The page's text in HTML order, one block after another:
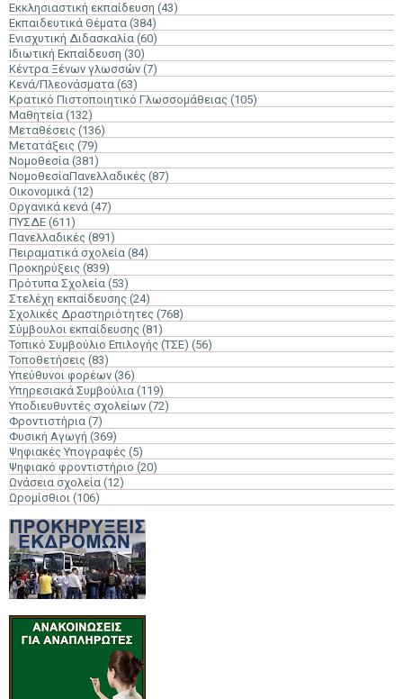
Εκκλησιαστική εκπαίδευση (43)
Εκπαιδευτικά Θέματα (384)
Ενισχυτική Διδασκαλία (60)
Ιδιωτική Εκπαίδευση (30)
Κέντρα Ξένων γλωσσών (7)
Κενά/Πλεονάσματα (63)
Κρατικό Πιστοποιητικό Γλωσσομάθειας (105)
Μαθητεία (132)
Μεταθέσεις (136)
Μετατάξεις (79)
Νομοθεσία (381)
ΝομοθεσίαΠανελλαδικές (87)
Οικονομικά (12)
Οργανικά κενά (47)
ΠΥΣΔΕ (611)
Πανελλαδικές (891)
Πειραματικά σχολεία (84)
Προκηρύξεις (839)
Πρότυπα Σχολεία (53)
Στελέχη εκπαίδευσης (24)
Σχολικές Δραστηριότητες (768)
Σύμβουλοι εκπαίδευσης (81)
Τοπικό Συμβούλιο Επιλογής (ΤΣΕ) (56)
Τοποθετήσεις (83)
Υπεύθυνοι φορέων (36)
Υπηρεσιακά Συμβούλια (119)
Υποδιευθυντές σχολείων (72)
Φροντιστήρια (7)
Φυσική Αγωγή (369)
Ψηφιακές Υπογραφές (5)
Ψηφιακό φροντιστήριο (20)
Ωνάσεια σχολεία (12)
Ωρομίσθιοι (106)